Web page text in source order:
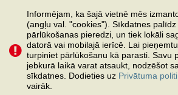
Informējam, ka šajā vietnē mēs
(angļu val. "cookies"). Sīkdatnes
pārlūkošanas pieredzi, un tiek lokāli
datorā vai mobilajā ierīcē. Lai
turpiniet pārlūkošanu kā parasti. Savu
jebkurā laikā varat atsaukt, nodzēšot
sīkdatnes. Dodieties uz Privātuma
vairāk.